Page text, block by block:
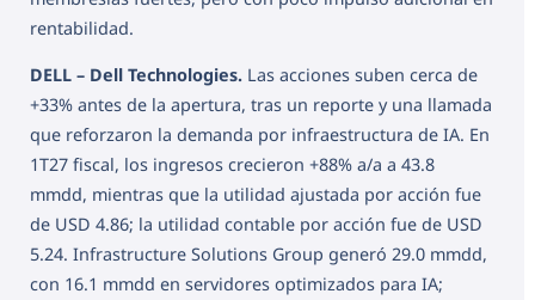
rentabilidad.
DELL – Dell Technologies. Las acciones suben cerca de
+33% antes de la apertura, tras un reporte y una llamada
que reforzaron la demanda por infraestructura de IA. En
1T27 fiscal, los ingresos crecieron +88% a/a a 43.8
mmdd, mientras que la utilidad ajustada por acción fue
de USD 4.86; la utilidad contable por acción fue de USD
5.24. Infrastructure Solutions Group generó 29.0 mmdd,
con 16.1 mmdd en servidores optimizados para IA;